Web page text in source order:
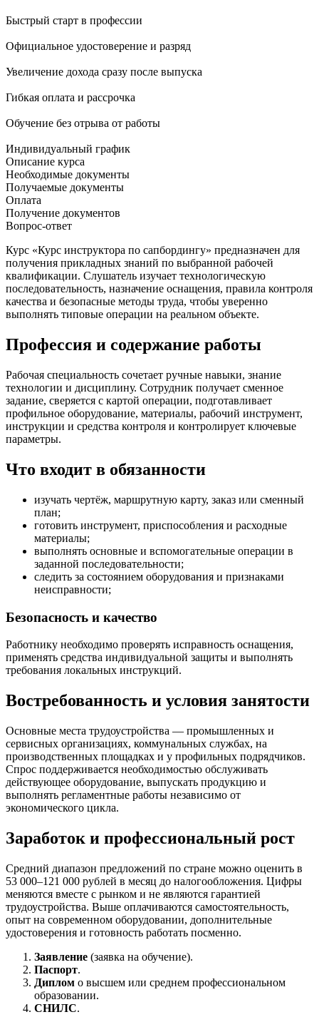
Быстрый старт в профессии
Официальное удостоверение и разряд
Увеличение дохода сразу после выпуска
Гибкая оплата и рассрочка
Обучение без отрыва от работы
Индивидуальный график
Описание курса
Необходимые документы
Получаемые документы
Оплата
Получение документов
Вопрос-ответ
Курс «Курс инструктора по сапбордингу» предназначен для
получения прикладных знаний по выбранной рабочей
квалификации. Слушатель изучает технологическую
последовательность, назначение оснащения, правила контроля
качества и безопасные методы труда, чтобы уверенно
выполнять типовые операции на реальном объекте.
Профессия и содержание работы
Рабочая специальность сочетает ручные навыки, знание
технологии и дисциплину. Сотрудник получает сменное
задание, сверяется с картой операции, подготавливает
профильное оборудование, материалы, рабочий инструмент,
инструкции и средства контроля и контролирует ключевые
параметры.
Что входит в обязанности
изучать чертёж, маршрутную карту, заказ или сменный
план;
готовить инструмент, приспособления и расходные
материалы;
выполнять основные и вспомогательные операции в
заданной последовательности;
следить за состоянием оборудования и признаками
неисправности;
Безопасность и качество
Работнику необходимо проверять исправность оснащения,
применять средства индивидуальной защиты и выполнять
требования локальных инструкций.
Востребованность и условия занятости
Основные места трудоустройства — промышленных и
сервисных организациях, коммунальных службах, на
производственных площадках и у профильных подрядчиков.
Спрос поддерживается необходимостью обслуживать
действующее оборудование, выпускать продукцию и
выполнять регламентные работы независимо от
экономического цикла.
Заработок и профессиональный рост
Средний диапазон предложений по стране можно оценить в
53 000–121 000 рублей в месяц до налогообложения. Цифры
меняются вместе с рынком и не являются гарантией
трудоустройства. Выше оплачиваются самостоятельность,
опыт на современном оборудовании, дополнительные
удостоверения и готовность работать посменно.
Заявление (заявка на обучение).
Паспорт.
Диплом о высшем или среднем профессиональном
образовании.
СНИЛС.